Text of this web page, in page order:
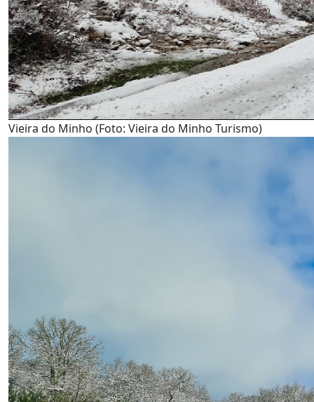
Vieira do Minho (Foto: Vieira do Minho Turismo)